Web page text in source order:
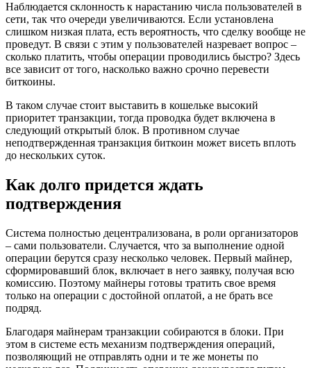
Наблюдается склонность к нарастанию числа пользователей в
сети, так что очереди увеличиваются. Если установлена
слишком низкая плата, есть вероятность, что сделку вообще не
проведут. В связи с этим у пользователей назревает вопрос –
сколько платить, чтобы операции проводились быстро? Здесь
все зависит от того, насколько важно срочно перевести
биткоины.
В таком случае стоит выставить в кошельке высокий
приоритет транзакции, тогда проводка будет включена в
следующий открытый блок. В противном случае
неподтвержденная транзакция биткоин может висеть вплоть
до нескольких суток.
Как долго придется ждать
подтверждения
Система полностью децентрализована, в роли организаторов
– сами пользователи. Случается, что за выполнение одной
операции берутся сразу несколько человек. Первый майнер,
сформировавший блок, включает в него заявку, получая всю
комиссию. Поэтому майнеры готовы тратить свое время
только на операции с достойной оплатой, а не брать все
подряд.
Благодаря майнерам транзакции собираются в блоки. При
этом в системе есть механизм подтверждения операций,
позволяющий не отправлять одни и те же монеты по